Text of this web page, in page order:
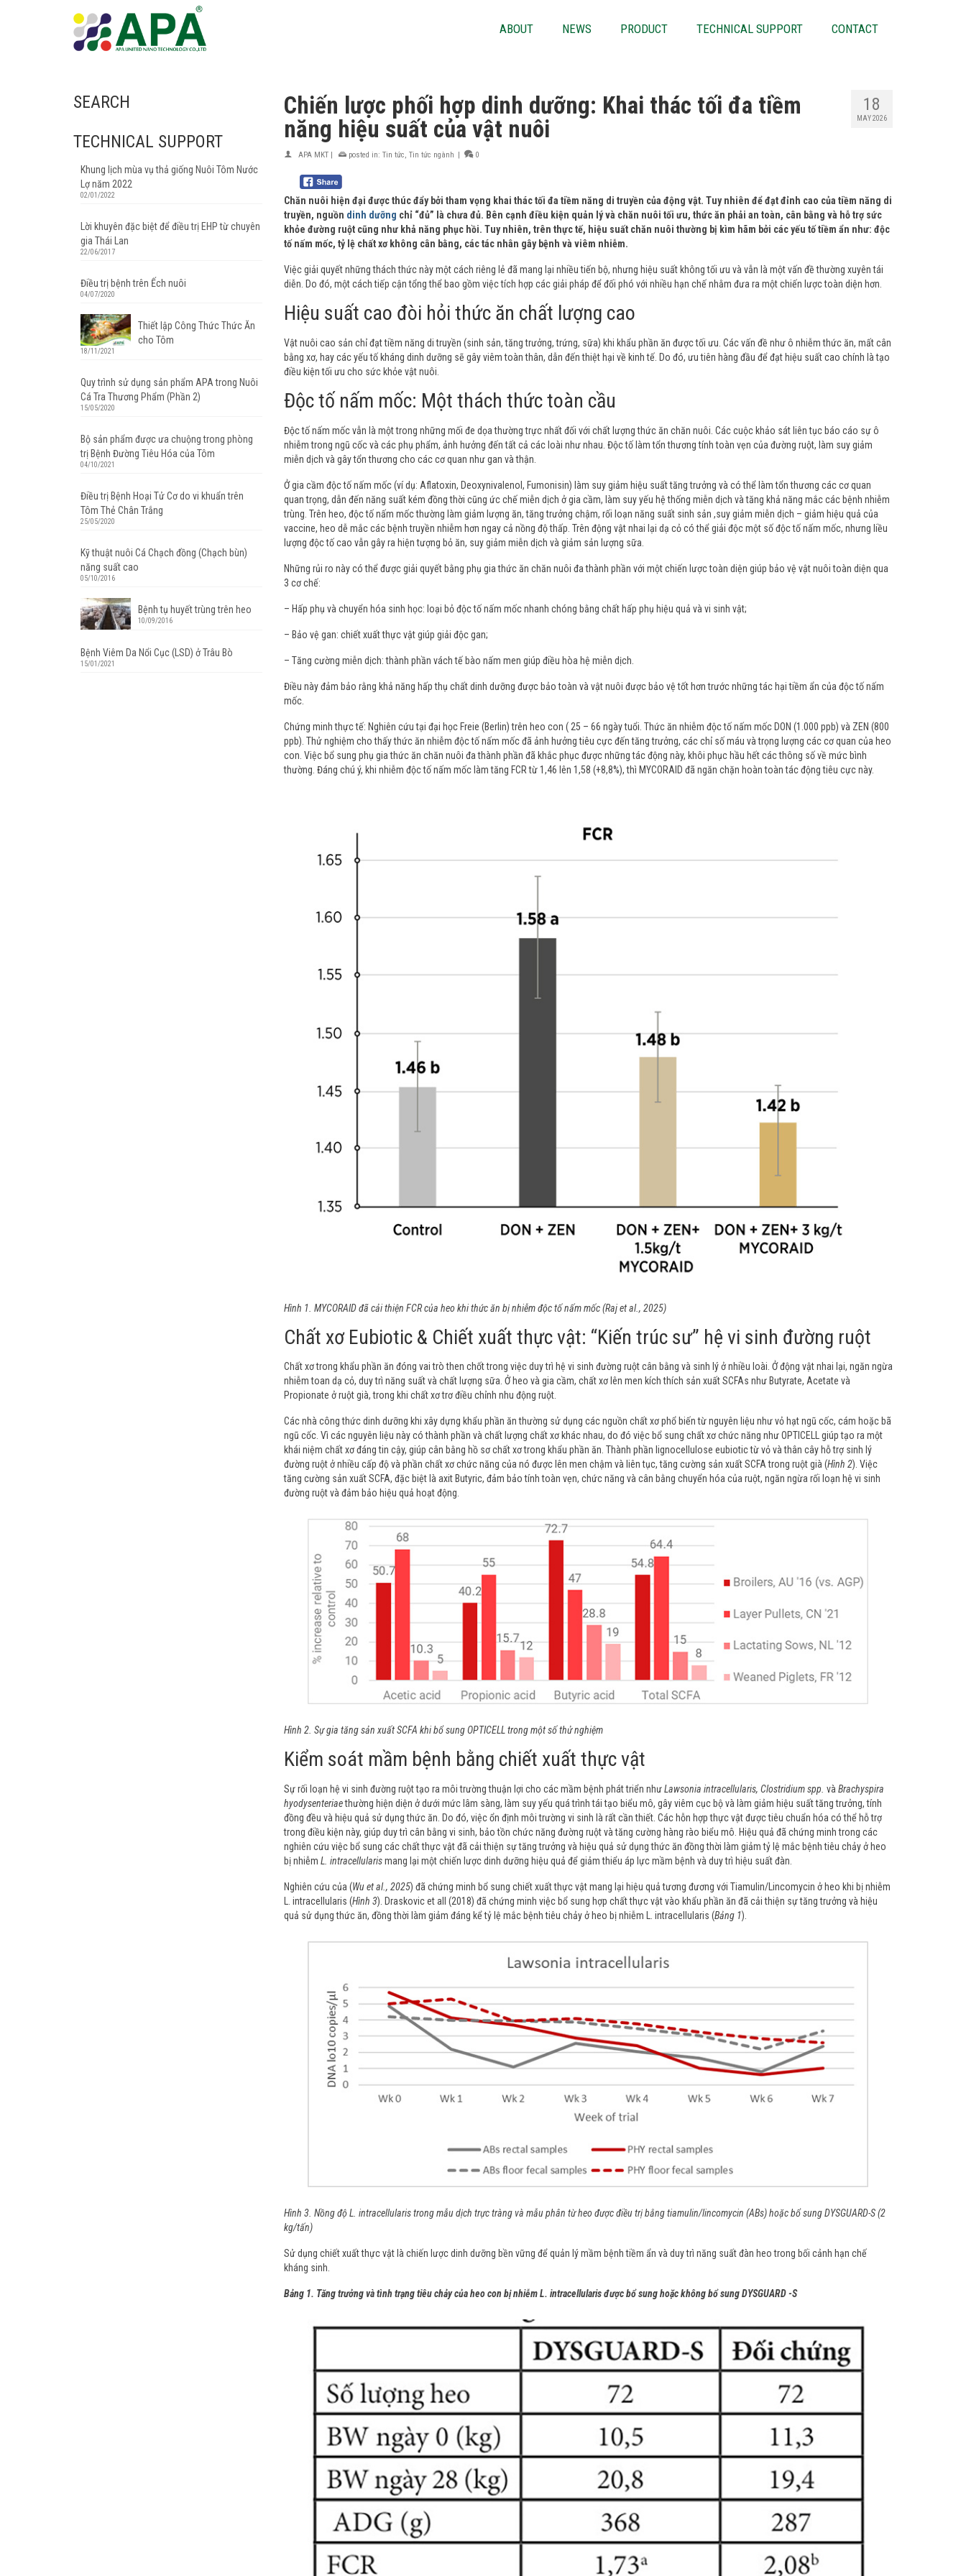
ABOUT NEWS PRODUCT TECHNICAL SUPPORT CONTACT
18
MAY 2026
Chiến lược phối hợp dinh dưỡng: Khai thác tối đa tiềm
năng hiệu suất của vật nuôi
APA MKT | posted in: Tin tức, Tin tức ngành | 0
Chăn nuôi hiện đại được thúc đẩy bởi tham vọng khai thác tối đa tiềm năng di truyền của động vật. Tuy nhiên để đạt đỉnh cao của tiềm năng di
truyền, nguồn dinh dưỡng chỉ “đủ” là chưa đủ. Bên cạnh điều kiện quản lý và chăn nuôi tối ưu, thức ăn phải an toàn, cân bằng và hỗ trợ sức
khỏe đường ruột cũng như khả năng phục hồi. Tuy nhiên, trên thực tế, hiệu suất chăn nuôi thường bị kìm hãm bởi các yếu tố tiềm ẩn như: độc
tố nấm mốc, tỷ lệ chất xơ không cân bằng, các tác nhân gây bệnh và viêm nhiễm.
Việc giải quyết những thách thức này một cách riêng lẻ đã mang lại nhiều tiến bộ, nhưng hiệu suất không tối ưu và vẫn là một vấn đề thường xuyên tái
diễn. Do đó, một cách tiếp cận tổng thể bao gồm việc tích hợp các giải pháp để đối phó với nhiều hạn chế nhằm đưa ra một chiến lược toàn diện hơn.
Hiệu suất cao đòi hỏi thức ăn chất lượng cao
Vật nuôi cao sản chỉ đạt tiềm năng di truyền (sinh sản, tăng trưởng, trứng, sữa) khi khẩu phần ăn được tối ưu. Các vấn đề như ô nhiễm thức ăn, mất cân
bằng xơ, hay các yếu tố kháng dinh dưỡng sẽ gây viêm toàn thân, dẫn đến thiệt hại về kinh tế. Do đó, ưu tiên hàng đầu để đạt hiệu suất cao chính là tạo
điều kiện tối ưu cho sức khỏe vật nuôi.
Độc tố nấm mốc: Một thách thức toàn cầu
Độc tố nấm mốc vẫn là một trong những mối đe dọa thường trực nhất đối với chất lượng thức ăn chăn nuôi. Các cuộc khảo sát liên tục báo cáo sự ô
nhiễm trong ngũ cốc và các phụ phẩm, ảnh hưởng đến tất cả các loài như nhau. Độc tố làm tổn thương tính toàn vẹn của đường ruột, làm suy giảm
miễn dịch và gây tổn thương cho các cơ quan như gan và thận.
Ở gia cầm độc tố nấm mốc (ví dụ: Aflatoxin, Deoxynivalenol, Fumonisin) làm suy giảm hiệu suất tăng trưởng và có thể làm tổn thương các cơ quan
quan trọng, dẫn đến năng suất kém đồng thời cũng ức chế miễn dịch ở gia cầm, làm suy yếu hệ thống miễn dịch và tăng khả năng mắc các bệnh nhiễm
trùng. Trên heo, độc tố nấm mốc thường làm giảm lượng ăn, tăng trưởng chậm, rối loạn năng suất sinh sản ,suy giảm miễn dịch – giảm hiệu quả của
vaccine, heo dễ mắc các bệnh truyền nhiễm hơn ngay cả nồng độ thấp. Trên động vật nhai lại dạ cỏ có thể giải độc một số độc tố nấm mốc, nhưng liều
lượng độc tố cao vẫn gây ra hiện tượng bỏ ăn, suy giảm miễn dịch và giảm sản lượng sữa.
Những rủi ro này có thể được giải quyết bằng phụ gia thức ăn chăn nuôi đa thành phần với một chiến lược toàn diện giúp bảo vệ vật nuôi toàn diện qua
3 cơ chế:
– Hấp phụ và chuyển hóa sinh học: loại bỏ độc tố nấm mốc nhanh chóng bằng chất hấp phụ hiệu quả và vi sinh vật;
– Bảo vệ gan: chiết xuất thực vật giúp giải độc gan;
– Tăng cường miễn dịch: thành phần vách tế bào nấm men giúp điều hòa hệ miễn dịch.
Điều này đảm bảo rằng khả năng hấp thụ chất dinh dưỡng được bảo toàn và vật nuôi được bảo vệ tốt hơn trước những tác hại tiềm ẩn của độc tố nấm
mốc.
Chứng minh thực tế: Nghiên cứu tại đại học Freie (Berlin) trên heo con ( 25 – 66 ngày tuổi. Thức ăn nhiễm độc tố nấm mốc DON (1.000 ppb) và ZEN (800
ppb). Thử nghiệm cho thấy thức ăn nhiễm độc tố nấm mốc đã ảnh hưởng tiêu cực đến tăng trưởng, các chỉ số máu và trọng lượng các cơ quan của heo
con. Việc bổ sung phụ gia thức ăn chăn nuôi đa thành phần đã khắc phục được những tác động này, khôi phục hầu hết các thông số về mức bình
thường. Đáng chú ý, khi nhiễm độc tố nấm mốc làm tăng FCR từ 1,46 lên 1,58 (+8,8%), thì MYCORAID đã ngăn chặn hoàn toàn tác động tiêu cực này.
Hình 1. MYCORAID đã cải thiện FCR của heo khi thức ăn bị nhiễm độc tố nấm mốc (Raj et al., 2025)
Chất xơ Eubiotic & Chiết xuất thực vật: “Kiến trúc sư” hệ vi sinh đường ruột
Chất xơ trong khẩu phần ăn đóng vai trò then chốt trong việc duy trì hệ vi sinh đường ruột cân bằng và sinh lý ở nhiều loài. Ở động vật nhai lại, ngăn ngừa
nhiễm toan dạ cỏ, duy trì năng suất và chất lượng sữa. Ở heo và gia cầm, chất xơ lên men kích thích sản xuất SCFAs như Butyrate, Acetate và
Propionate ở ruột già, trong khi chất xơ trơ điều chỉnh nhu động ruột.
Các nhà công thức dinh dưỡng khi xây dựng khẩu phần ăn thường sử dụng các nguồn chất xơ phổ biến từ nguyên liệu như vỏ hạt ngũ cốc, cám hoặc bã
ngũ cốc. Vì các nguyên liệu này có thành phần và chất lượng chất xơ khác nhau, do đó việc bổ sung chất xơ chức năng như OPTICELL giúp tạo ra một
khái niệm chất xơ đáng tin cậy, giúp cân bằng hồ sơ chất xơ trong khẩu phần ăn. Thành phần lignocellulose eubiotic từ vỏ và thân cây hỗ trợ sinh lý
đường ruột ở nhiều cấp độ và phần chất xơ chức năng của nó được lên men chậm và liên tục, tăng cường sản xuất SCFA trong ruột già (Hình 2). Việc
tăng cường sản xuất SCFA, đặc biệt là axit Butyric, đảm bảo tính toàn vẹn, chức năng và cân bằng chuyển hóa của ruột, ngăn ngừa rối loạn hệ vi sinh
đường ruột và đảm bảo hiệu quả hoạt động.
Hình 2. Sự gia tăng sản xuất SCFA khi bổ sung OPTICELL trong một số thử nghiệm
Kiểm soát mầm bệnh bằng chiết xuất thực vật
Sự rối loạn hệ vi sinh đường ruột tạo ra môi trường thuận lợi cho các mầm bệnh phát triển nhưLawsonia intracellularis, Clostridium spp. và Brachyspira
hyodysenteriaethường hiện diện ở dưới mức lâm sàng, làm suy yếu quá trình tái tạo biểu mô, gây viêm cục bộ và làm giảm hiệu suất tăng trưởng, tính
đồng đều và hiệu quả sử dụng thức ăn. Do đó, việc ổn định môi trường vi sinh là rất cần thiết. Các hỗn hợp thực vật được tiêu chuẩn hóa có thể hỗ trợ
trong điều kiện này, giúp duy trì cân bằng vi sinh, bảo tồn chức năng đường ruột và tăng cường hàng rào biểu mô. Hiệu quả đã chứng minh trong các
nghiên cứu việc bổ sung các chất thực vật đã cải thiện sự tăng trưởng và hiệu quả sử dụng thức ăn đồng thời làm giảm tỷ lệ mắc bệnh tiêu chảy ở heo
bị nhiễm L. intracellularismang lại một chiến lược dinh dưỡng hiệu quả để giảm thiểu áp lực mầm bệnh và duy trì hiệu suất đàn.
Nghiên cứu của (Wu et al., 2025) đã chứng minh bổ sung chiết xuất thực vật mang lại hiệu quả tương đương với Tiamulin/Lincomycin ở heo khi bị nhiễm
L. intracellularis (Hình 3). Draskovic et all (2018) đã chứng minh việc bổ sung hợp chất thực vật vào khẩu phần ăn đã cải thiện sự tăng trưởng và hiệu
quả sử dụng thức ăn, đồng thời làm giảm đáng kể tỷ lệ mắc bệnh tiêu chảy ở heo bị nhiễm L. intracellularis (Bảng 1).
Hình 3. Nồng độ L. intracellularis trong mẫu dịch trực tràng và mẫu phân từ heo được điều trị bằng tiamulin/lincomycin (ABs) hoặc bổ sung DYSGUARD-S (2
kg/tấn)
Sử dụng chiết xuất thực vật là chiến lược dinh dưỡng bền vững để quản lý mầm bệnh tiềm ẩn và duy trì năng suất đàn heo trong bối cảnh hạn chế
kháng sinh.
Bảng 1. Tăng trưởng và tình trạng tiêu chảy của heo con bị nhiễm L. intracellularis được bổ sung hoặc không bổ sung DYSGUARD -S
SEARCH
TECHNICAL SUPPORT
Khung lịch mùa vụ thả giống Nuôi Tôm Nước
Lợ năm 2022
02/01/2022
Lời khuyên đặc biệt để điều trị EHP từ chuyên
gia Thái Lan
22/06/2017
Điều trị bệnh trên Ếch nuôi
04/07/2020
Thiết lập Công Thức Thức Ăn
cho Tôm
18/11/2021
Quy trình sử dụng sản phẩm APA trong Nuôi
Cá Tra Thương Phẩm (Phần 2)
15/05/2020
Bộ sản phẩm được ưa chuộng trong phòng
trị Bệnh Đường Tiêu Hóa của Tôm
04/10/2021
Điều trị Bệnh Hoại Tử Cơ do vi khuẩn trên
Tôm Thẻ Chân Trắng
25/05/2020
Kỹ thuật nuôi Cá Chạch đồng (Chạch bùn)
năng suất cao
05/10/2016
Bệnh tụ huyết trùng trên heo
10/09/2016
Bệnh Viêm Da Nổi Cục (LSD) ở Trâu Bò
15/01/2021